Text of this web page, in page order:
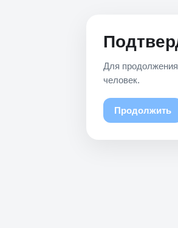
Для
человек.
Продолжить